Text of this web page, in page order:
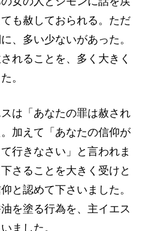
も赦しておられる。ただ
、多い少ないがあった。
れることを、多く大きく
。
は「あなたの罪は赦され
加えて「あなたの信仰が
行きなさい」と言われま
さることを大きく受けと
と認めて下さいました。
を塗る行為を、主イエス
ました。